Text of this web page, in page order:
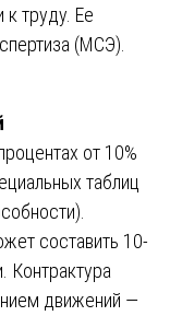
к труду. Ее
(МСЭ).
от 10%
таблиц
составить 10-
Контрактура
движений —